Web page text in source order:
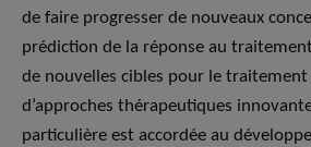
de faire progresser de nouveaux
prédiction de la réponse au
de nouvelles cibles pour le
d’approches thérapeutiques
particulière est accordée au